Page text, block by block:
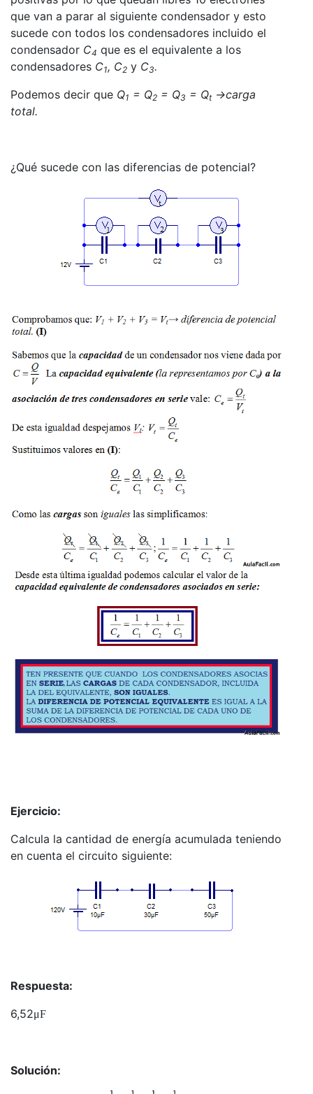
que van a parar al siguiente condensador y esto
sucede con todos los condensadores incluido el
condensador C4 que es el equivalente a los
condensadores C1, C2 y C3.
Podemos decir que Q1 = Q2 = Q3 = Qt→carga
total.
¿Qué sucede con las diferencias de potencial?
Ejercicio:
Calcula la cantidad de energía acumulada teniendo
en cuenta el circuito siguiente:
Respuesta:
6,52μF
Solución: